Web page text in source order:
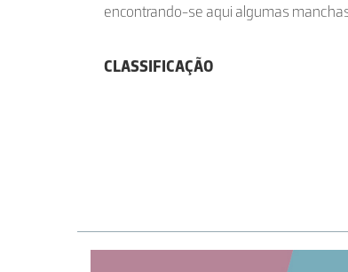
encontrando-se aqui algumas
CLASSIFICAÇÃO